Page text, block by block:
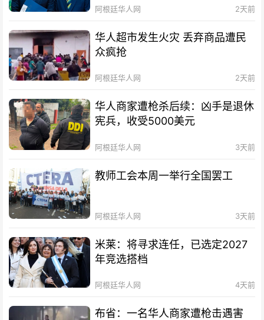
阿根廷华人网 2天前
华人超市发生火灾 丢弃商品遭民
众疯抢
阿根廷华人网 2天前
华人商家遭枪杀后续：凶手是退休
宪兵，收受5000美元
阿根廷华人网 3天前
教师工会本周一举行全国罢工
阿根廷华人网 3天前
米莱：将寻求连任，已选定2027
年竞选搭档
阿根廷华人网 4天前
布省：一名华人商家遭枪击遇害